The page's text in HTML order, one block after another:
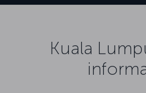
Kuala